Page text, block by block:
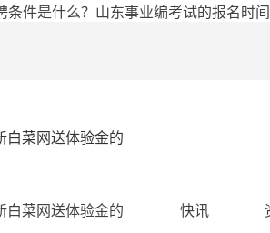
条件是什么？山东事业编考试的报名时
白菜网送体验金的
白菜网送体验金的 快讯